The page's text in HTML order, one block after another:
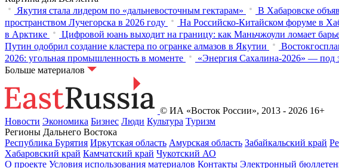
Якутия стала лидером по «дальневосточным гектарам»
В Хабаровске
пространством Лучегорска в 2026 году
На Российско-Китайском форуме в
в Арктике
Цифровой юань выходит на границу: как Маньчжоули ломает
Путин одобрил создание кластера по огранке алмазов в Якутии
2026: угольная промышленность в моменте
«Энергия Сахалина-2026» — под
Больше материалов
© ИА «Восток России», 2013 - 2026 16+
Новости Экономика Бизнес Люди Культура Туризм
Регионы Дальнего Востока
Республика Бурятия Иркутская область Амурская область Забайкальский край
Хабаровский край Камчатский край Чукотский АО
О проекте Условия использования материалов Контакты Электронный